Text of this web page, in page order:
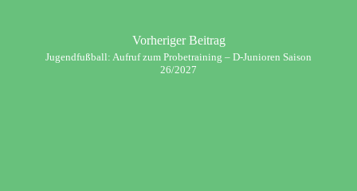
Vorheriger Beitrag
Jugendfußball: Aufruf zum Probetraining – D-Junioren Saison
26/2027